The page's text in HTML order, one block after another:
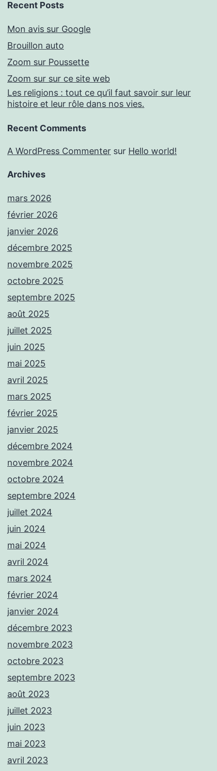
Recent Posts
Mon avis sur Google
Brouillon auto
Zoom sur Poussette
Zoom sur sur ce site web
Les religions : tout ce qu’il faut savoir sur leur
histoire et leur rôle dans nos vies.
Recent Comments
A WordPress Commenter sur Hello world!
Archives
mars 2026
février 2026
janvier 2026
décembre 2025
novembre 2025
octobre 2025
septembre 2025
août 2025
juillet 2025
juin 2025
mai 2025
avril 2025
mars 2025
février 2025
janvier 2025
décembre 2024
novembre 2024
octobre 2024
septembre 2024
juillet 2024
juin 2024
mai 2024
avril 2024
mars 2024
février 2024
janvier 2024
décembre 2023
novembre 2023
octobre 2023
septembre 2023
août 2023
juillet 2023
juin 2023
mai 2023
avril 2023